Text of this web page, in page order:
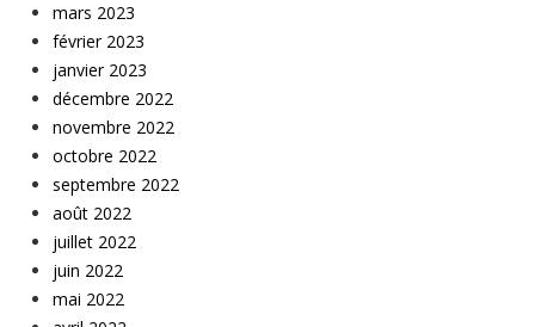
mars 2023
février 2023
janvier 2023
décembre 2022
novembre 2022
octobre 2022
septembre 2022
août 2022
juillet 2022
juin 2022
mai 2022